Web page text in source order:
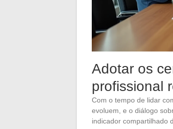
Adotar os
profissional
Com o tempo de lidar
evoluem, e o diálogo
indicador compartilhado